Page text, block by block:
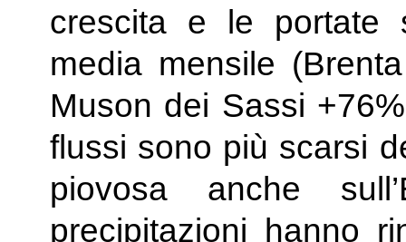
crescita e le portate
media mensile
Muson dei Sassi
flussi sono più scarsi
piovosa anche
precipitazioni hanno